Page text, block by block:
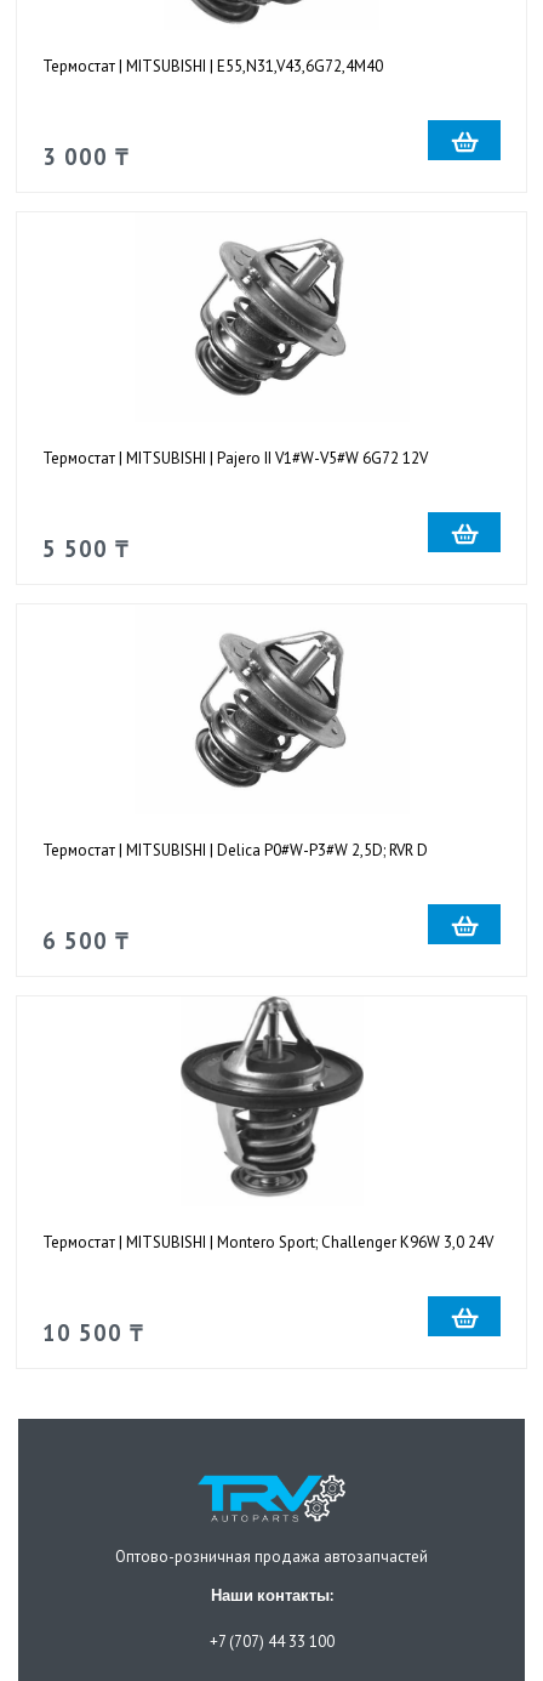
Термостат | MITSUBISHI | E55,N31,V43,6G72,4M40
3 000 ₸
Термостат | MITSUBISHI | Pajero II V1#W-V5#W 6G72 12V
5 500 ₸
Термостат | MITSUBISHI | Delica P0#W-P3#W 2,5D; RVR D
6 500 ₸
Термостат | MITSUBISHI | Montero Sport; Challenger K96W 3,0 24V
10 500 ₸
Оптово-розничная продажа автозапчастей
Наши контакты:
+7 (707) 44 33 100